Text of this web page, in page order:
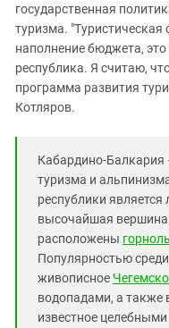
государственная
туризма. "Туристическая
наполнение бюджета,
республика. Я считаю,
программа развития
Котляров.
Кабардино-Балкария
туризма и
республики является
высочайшая
расположены
Популярностью
живописное
водопадами, а
известное